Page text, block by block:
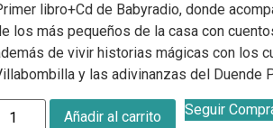
libro+Cd de Babyradio, donde
los más pequeños de la casa con
de vivir historias mágicas con los
y las adivinanzas del Duende
Añadir al carrito Seguir